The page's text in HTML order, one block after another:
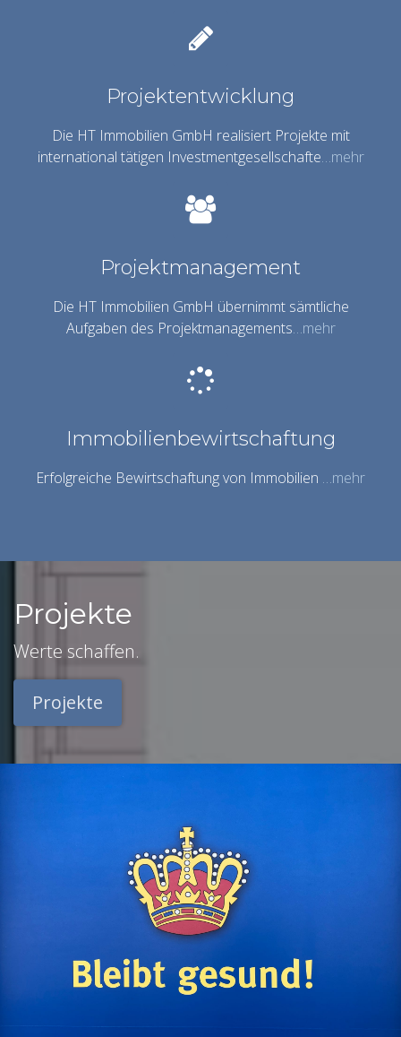
Projektentwicklung
Die HT Immobilien GmbH realisiert Projekte mit
international tätigen Investmentgesellschafte…mehr
Projektmanagement
Die HT Immobilien GmbH übernimmt sämtliche
Aufgaben des Projektmanagements…mehr
Immobilienbewirtschaftung
Erfolgreiche Bewirtschaftung von Immobilien …mehr
Projekte
Werte schaffen.
Projekte